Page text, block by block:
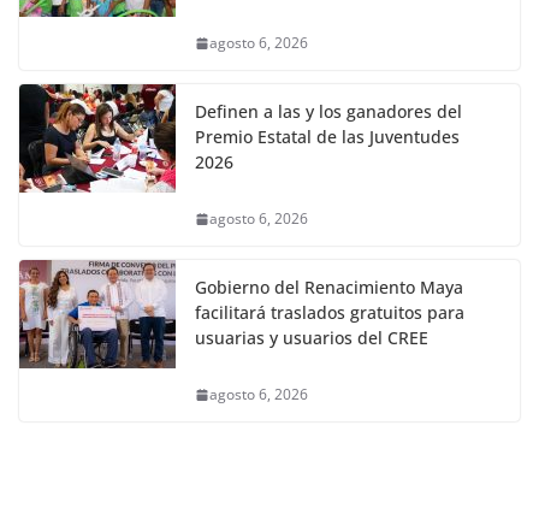
agosto 6, 2026
Definen a las y los ganadores del
Premio Estatal de las Juventudes
2026
agosto 6, 2026
Gobierno del Renacimiento Maya
facilitará traslados gratuitos para
usuarias y usuarios del CREE
agosto 6, 2026